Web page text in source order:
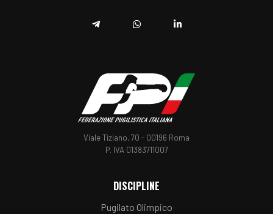
Viale Tiziano, 70 - 00196 Roma
P. IVA 01383711007
DISCIPLINE
Pugilato Olimpico